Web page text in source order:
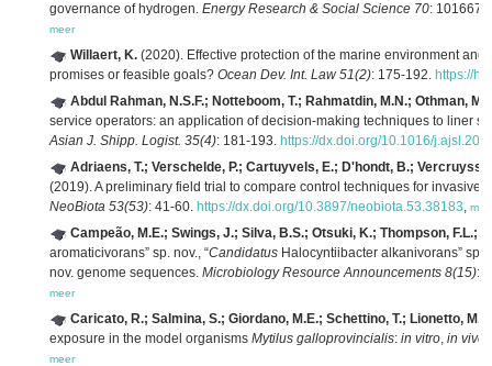
governance of hydrogen. Energy Research & Social Science 70: 101667.
meer
Willaert, K. (2020). Effective protection of the marine environment
promises or feasible goals? Ocean Dev. Int. Law 51(2): 175-192. https://
Abdul Rahman, N.S.F.; Notteboom, T.; Rahmatdin, M.N.; Othman,
service operators: an application of decision-making techniques to liner
Asian J. Shipp. Logist. 35(4): 181-193. https://dx.doi.org/10.1016/
Adriaens, T.; Verschelde, P.; Cartuyvels, E.; D'hondt, B.;
(2019). A preliminary field trial to compare control techniques for invasive
NeoBiota 53(53): 41-60. https://dx.doi.org/10.3897/neobiota.53.38183,
Campeão, M.E.; Swings, J.; Silva, B.S.; Otsuki, K.; Thompson, F.L.;
aromaticivorans” sp. nov., “Candidatus Halocyntiibacter alkanivorans” sp.
nov. genome sequences. Microbiology Resource Announcements 8(15):
meer
Caricato, R.; Salmina, S.; Giordano, M.E.; Schettino, T.; Lionetto,
exposure in the model organisms Mytilus galloprovincialis: in vitro, in vivo
meer